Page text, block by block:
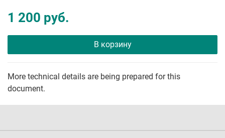
1 200 руб.
В корзину
More technical details are being prepared for this
document.